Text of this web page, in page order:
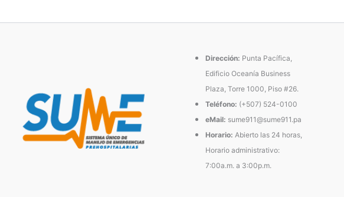
Dirección: Punta Pacífica,
Edificio Oceanía Business
Plaza, Torre 1000, Piso #26.
Teléfono: (+507) 524-0100
eMail: sume911@sume911.pa
Horario: Abierto las 24 horas,
Horario administrativo:
7:00a.m. a 3:00p.m.